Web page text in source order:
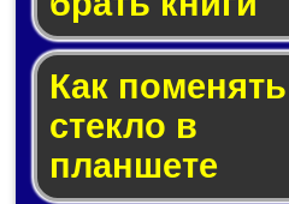
Как по­ме­нять
стек­ло в
планшете